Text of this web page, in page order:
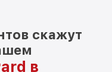
скажут
в